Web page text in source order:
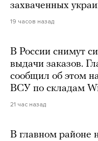
захваченных
19 часов назад
В России снимут
выдачи заказов.
сообщил об этом
ВСУ по складам
21 час назад
В главном районе